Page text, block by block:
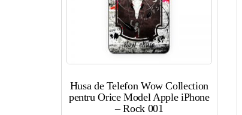
Husa de Telefon Wow Collection
pentru Orice Model Apple iPhone
– Rock 001